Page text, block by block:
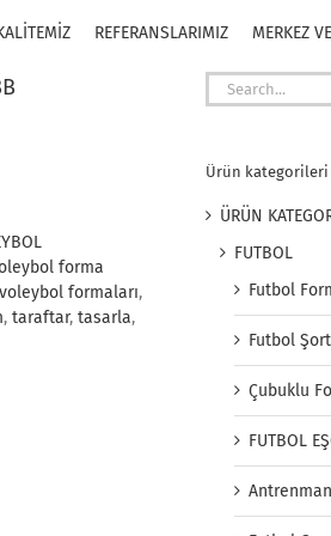
REFERANSLARIMIZ MERKEZ
forma
formaları,
, taraftar, tasarla,
Search
for:
Ürün kategorileri
ÜRÜN
FUTBOL
Futbol
Futbol Şort
Çubuklu
FUTBOL